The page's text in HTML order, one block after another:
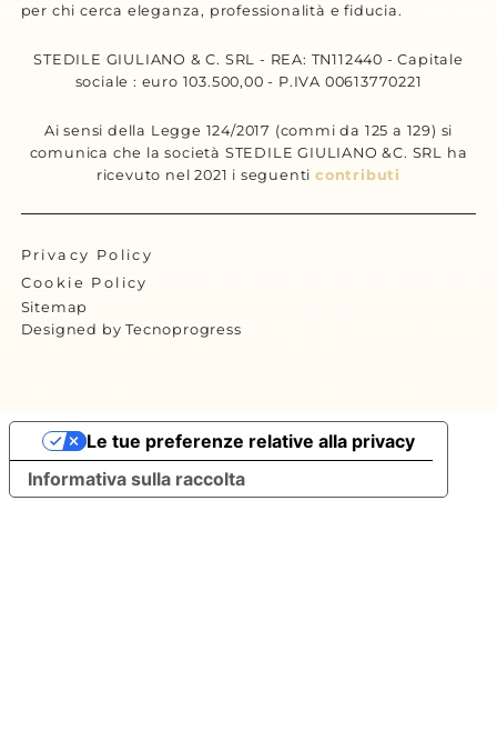
per chi cerca eleganza, professionalità e fiducia.
STEDILE GIULIANO & C. SRL - REA: TN112440 - Capitale
sociale : euro 103.500,00 - P.IVA 00613770221
Ai sensi della Legge 124/2017 (commi da 125 a 129) si
comunica che la società STEDILE GIULIANO &C. SRL ha
ricevuto nel 2021 i seguenticontributi
Privacy Policy
Cookie Policy
Sitemap
Designed by Tecnoprogress
Informativa sulla raccolta
Le tue preferenze relative alla privacy